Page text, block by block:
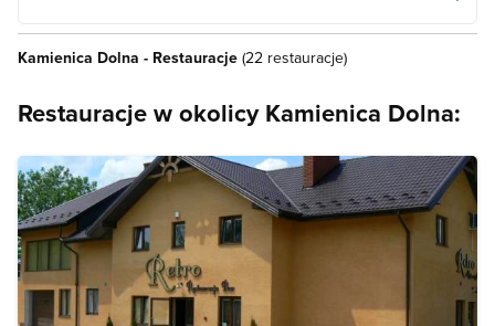
Kamienica Dolna - Restauracje (22 restauracje)
Restauracje w okolicy Kamienica Dolna: